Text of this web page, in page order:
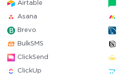
Airtable
Asana
Brevo
BulkSMS
ClickSend
ClickUp